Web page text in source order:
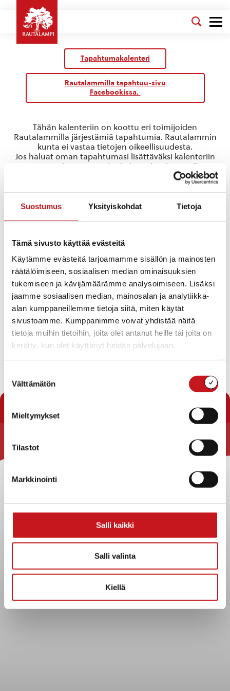
Suostumus Yksityiskohdat Tietoja
Tämä sivusto käyttää evästeitä
Käytämme evästeitä tarjoamamme sisällön ja mainosten
räätälöimiseen, sosiaalisen median ominaisuuksien
tukemiseen ja kävijämäärämme analysoimiseen. Lisäksi
jaamme sosiaalisen median, mainosalan ja analytiikka-
alan kumppaneillemme tietoja siitä, miten käytät
sivustoamme. Kumppanimme voivat yhdistää näitä
tietoja muihin tietoihin, joita olet antanut heille tai joita on
kerätty, kun olet käyttänyt heidän palvelujaan.
valinta
Välttämätön
Mieltymykset
Tilastot
Markkinointi
Salli kaikki
Salli valinta
Kiellä
Tapahtumakalenteri
Rautalammilla tapahtuu-sivu
Facebookissa.
tanssiesitys
Tapahtumat tanssiesitys
Tapahtumat
NoticeEi tuloksia.
Etsi
aja
Näkymät
navigointi
Etsi
ShowLista
Tuleva
Valitse
päivä.
EdellisetTapahtumat Tänään
Seuraavat
Tähän kalenteriin on koottu eri toimijoiden
Rautalammilla järjestämiä tapahtumia. Rautalammin
kunta ei vastaa tietojen oikeellisuudesta.
Jos haluat oman tapahtumasi lisättäväksi kalenteriin
jätä tapahtuman tiedot linkin takaa löytyvällä
Rautalammin kunta
Kuntainfo
Asiakirjajulkisuuskuvaus
Evästeet
Tietosuoja
Tietopyyntö